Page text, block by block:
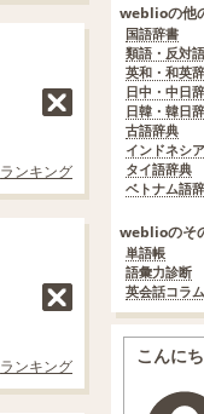
ランキング
ランキング
weblioの他
国語辞書
類語・反対
英和・和英
日中・中日
日韓・韓日
古語辞典
インドネシ
タイ語辞典
ベトナム語
weblioのそ
単語帳
語彙力診断
英会話コラム
こんに